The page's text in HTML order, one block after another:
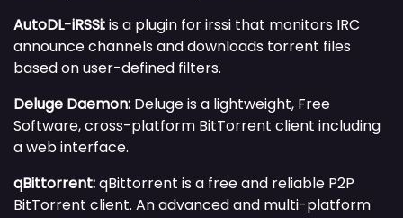
AutoDL-iRSSi:is a plugin for irssi that monitors IRC
announce channels and downloads torrent files
based on user-defined filters.
Deluge Daemon: Deluge is a lightweight, Free
Software, cross-platform BitTorrent client including
a web interface.
qBittorrent:qBittorrent is a free and reliable P2P
BitTorrent client. An advanced and multi-platform